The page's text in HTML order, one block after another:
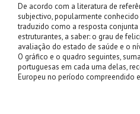
De acordo com a literatura de
subjectivo, popularmente
traduzido como a resposta
estruturantes, a saber: o grau de
avaliação do estado de saúde e o
O gráfico e o quadro seguintes,
portuguesas em cada uma delas,
Europeu no período compreendido